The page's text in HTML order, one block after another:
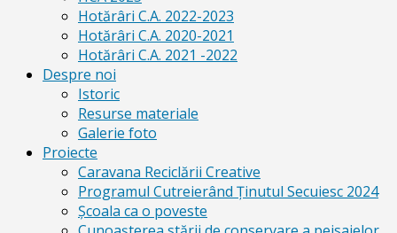
Hotărâri C.A. 2022-2023
Hotărâri C.A. 2020-2021
Hotărâri C.A. 2021 -2022
Despre noi
Istoric
Resurse materiale
Galerie foto
Proiecte
Caravana Reciclării Creative
Programul Cutreierând Ținutul Secuiesc 2024
Școala ca o poveste